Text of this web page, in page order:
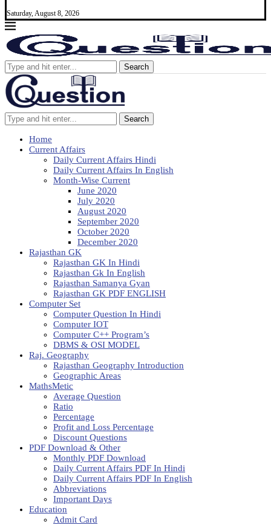
Saturday, August 8, 2026
Search
Search
Home
Current Affairs
Daily Current Affairs Hindi
Daily Current Affairs In English
Month-Wise Current
June 2020
July 2020
August 2020
September 2020
October 2020
December 2020
Rajasthan GK
Rajasthan GK In Hindi
Rajasthan Gk In English
Rajasthan Samanya Gyan
Rajasthan GK PDF ENGLISH
Computer Set
Computer Question In Hindi
Computer IOT
Computer C++ Program’s
DBMS & OSI MODEL
Raj. Geography
Rajasthan Geography Introduction
Geographic Areas
MathsMetic
Average Question
Ratio
Percentage
Profit and Loss Percentage
Discount Questions
PDF Download & Other
Monthly PDF Download
Daily Current Affairs PDF In Hindi
Daily Current Affairs PDF In English
Abbreviations
Important Days
Education
Admit Card